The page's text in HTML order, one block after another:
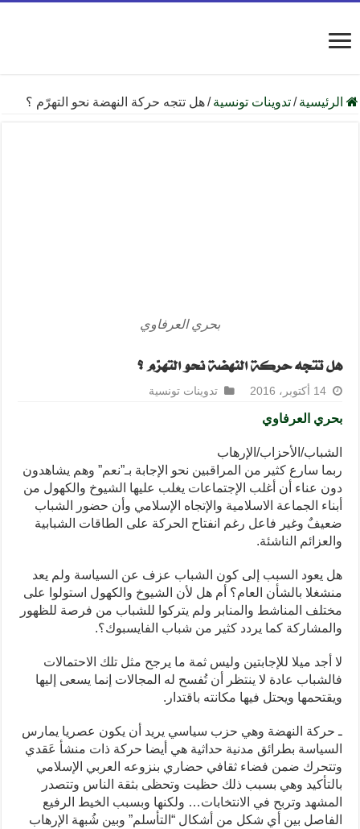
الرئيسية /تدوينات تونسية /هل تتجه حركة النهضة نحو التهرّم ؟
بحري العرفاوي
هل تتجه حركة النهضة نحو التهرّم ؟
14 أكتوبر، 2016 تدوينات تونسية
بحري العرفاوي
الشباب/الأحزاب/الإرهاب
ربما سارع كثير من المراقبين نحو الإجابة بـ”نعم” وهم يشاهدون
دون عناء أن أغلب الإجتماعات يغلب عليها الشيوخ والكهول من
أبناء الجماعة الاسلامية والإتجاه الإسلامي وأن حضور الشباب
ضعيفٌ وغير فاعل رغم انفتاح الحركة على الطاقات الشبابية
والعزائم الناشئة.
هل يعود السبب إلى كون الشباب عزف عن السياسة ولم يعد
منشغلا بالشأن العام؟ أم هل لأن الشيوخ والكهول استولوا على
مختلف المناشط والمنابر ولم يتركوا للشباب من فرصة للظهور
والمشاركة كما يردد كثير من شباب الفايسبوك؟.
لا أجد ميلا للإجابتين وليس ثمة ما يرجح مثل تلك الاحتمالات
فالشباب عادة لا ينتظر أن تُفسح له المجالات إنما يسعى إليها
ويقتحمها ويحتل فيها مكانته باقتدار.
ـ حركة النهضة وهي حزب سياسي يريد أن يكون عصريا يمارس
السياسة بطرائق مدنية حداثية هي أيضا حركة ذات منشأ عَقدي
وتتحرك ضمن فضاء ثقافي حضاري بنزوعه العربي الإسلامي
بالتأكيد وهي بسبب ذلك حظيت وتحظى بثقة الناس وتتصدر
المشهد وتربح في الانتخابات… ولكنها وبسبب الخيط الرفيع
الفاصل بين أي شكل من أشكال “التأسلم” وبين شُبهة الإرهاب